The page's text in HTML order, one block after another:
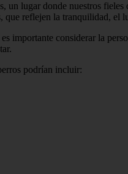
un lugar donde nuestros
que reflejen la tranquilidad, el
importante considerar la
podrían incluir: